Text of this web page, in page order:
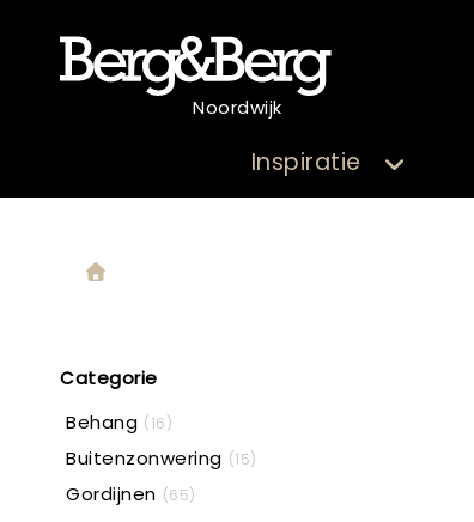
Noordwijk
Inspiratie
Categorie
Behang (16)
Buitenzonwering (15)
Gordijnen (65)